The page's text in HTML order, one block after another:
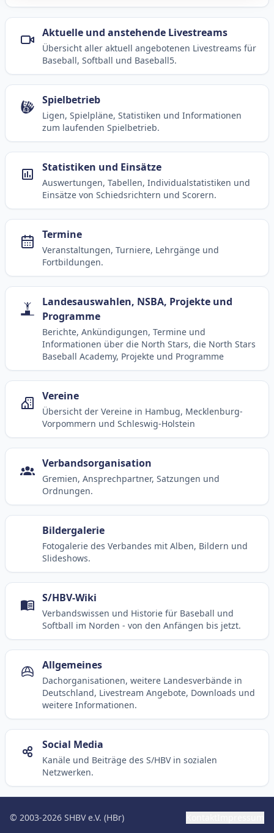
Aktuelle und anstehende Livestreams
Übersicht aller aktuell angebotenen Livestreams für
Baseball, Softball und Baseball5.
Spielbetrieb
Ligen, Spielpläne, Statistiken und Informationen
zum laufenden Spielbetrieb.
Statistiken und Einsätze
Auswertungen, Tabellen, Individualstatistiken und
Einsätze von Schiedsrichtern und Scorern.
Termine
Veranstaltungen, Turniere, Lehrgänge und
Fortbildungen.
Landesauswahlen, NSBA, Projekte und
Programme
Berichte, Ankündigungen, Termine und
Informationen über die North Stars, die North Stars
Baseball Academy, Projekte und Programme
Vereine
Übersicht der Vereine in Hambug, Mecklenburg-
Vorpommern und Schleswig-Holstein
Verbandsorganisation
Gremien, Ansprechpartner, Satzungen und
Ordnungen.
Bildergalerie
Fotogalerie des Verbandes mit Alben, Bildern und
Slideshows.
S/HBV-Wiki
Verbandswissen und Historie für Baseball und
Softball im Norden - von den Anfängen bis jetzt.
Allgemeines
Dachorganisationen, weitere Landesverbände in
Deutschland, Livestream Angebote, Downloads und
weitere Informationen.
Social Media
Kanäle und Beiträge des S/HBV in sozialen
Netzwerken.
© 2003-2026 SHBV e.V. (HBr)